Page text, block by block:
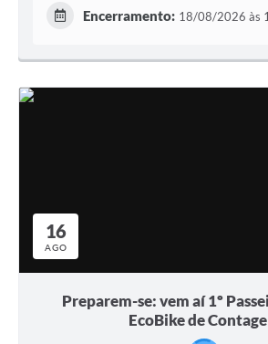
Encerramento: 18/08/2026 às
16
AGO
Preparem-se: vem aí 1º
EcoBike de